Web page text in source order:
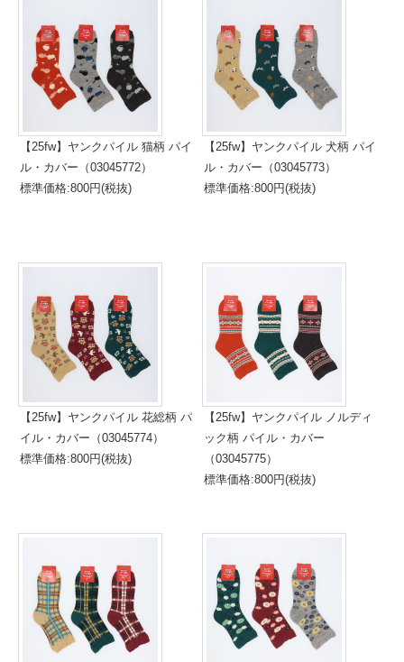
【25fw】ヤンクパイル 猫柄 パイ
ル・カバー（03045772）
標準価格:800円(税抜)
【25fw】ヤンクパイル 犬柄 パイ
ル・カバー（03045773）
標準価格:800円(税抜)
【25fw】ヤンクパイル 花総柄 パ
イル・カバー（03045774）
標準価格:800円(税抜)
【25fw】ヤンクパイル ノルディ
ック柄 パイル・カバー
（03045775）
標準価格:800円(税抜)